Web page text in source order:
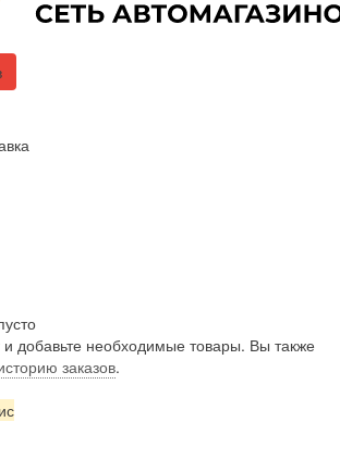
и добавьте необходимые товары. Вы также
заказов.